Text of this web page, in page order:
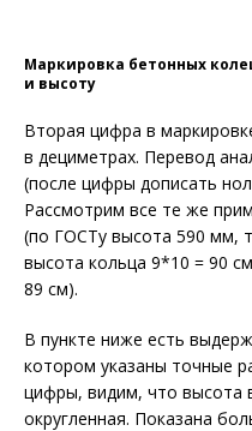
Маркировка бетонных
и высоту
Вторая цифра в
в дециметрах. Перевод
(после цифры дописать
Рассмотрим все те же
(по ГОСТу высота 590 мм,
высота кольца 9*10 = 90
89 см).
В пункте ниже есть
котором указаны точные
цифры, видим, что высота
округленная. Показана